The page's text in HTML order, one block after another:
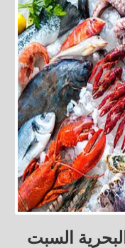
السبت